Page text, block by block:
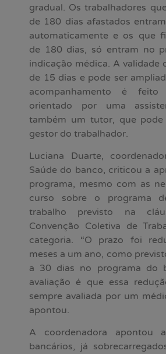
gradual. Os trabalhadores
de 180 dias afastados
automaticamente e os que
de 180 dias, só entram no
indicação médica. A validade
de 15 dias e pode ser
acompanhamento é feito
orientado por uma
também um tutor, que
gestor do trabalhador.
Luciana Duarte,
Saúde do banco, criticou a
programa, mesmo com as
curso sobre o programa
trabalho previsto na
Convenção Coletiva de
categoria. “O prazo foi
meses a um ano, como
a 30 dias no programa do
avaliação é que essa
sempre avaliada por um
apontou.
A coordenadora apontou
bancários, já